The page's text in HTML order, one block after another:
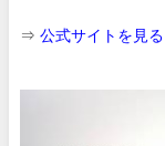
⇒ 公式サイトを見る